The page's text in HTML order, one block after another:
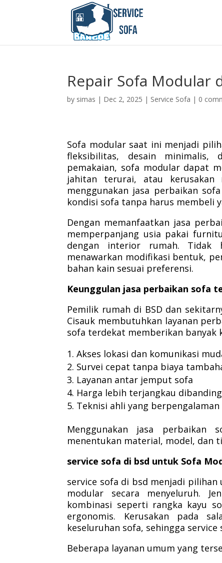
Repair Sofa Modular
by simas | Dec 2, 2025 | Service Sofa | 0
Sofa modular saat ini menjadi
fleksibilitas, desain minimalis,
pemakaian, sofa modular dapat
jahitan terurai, atau kerusakan
menggunakan jasa perbaikan
kondisi sofa tanpa harus membeli
Dengan memanfaatkan jasa
memperpanjang usia pakai
dengan interior rumah. Tidak
menawarkan modifikasi bentuk,
bahan kain sesuai preferensi.
Keunggulan jasa perbaikan sofa
Pemilik rumah di BSD dan
Cisauk membutuhkan layanan
sofa terdekat memberikan banyak
Akses lokasi dan komunikasi
Survei cepat tanpa biaya
Layanan antar jemput sofa
Harga lebih terjangkau
Teknisi ahli yang
Menggunakan jasa perbaikan
menentukan material, model, dan
service sofa di bsd untuk Sofa
service sofa di bsd menjadi
modular secara menyeluruh.
kombinasi seperti rangka kayu
ergonomis. Kerusakan pada
keseluruhan sofa, sehingga
Beberapa layanan umum yang